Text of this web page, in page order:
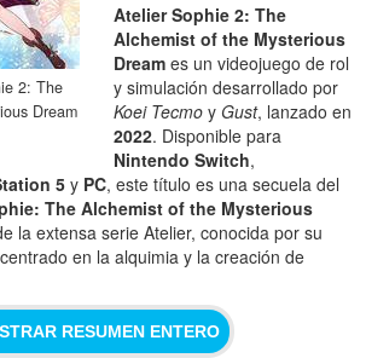
2: The
Dream
Atelier Sophie 2: The
Alchemist of the Mysterious
Dream es un videojuego de rol
y simulación desarrollado por
Koei Tecmo yGust, lanzado en
2022. Disponible para
Nintendo Switch,
5y PC, este título es una secuela del
The Alchemist of the Mysterious
la extensa serie Atelier, conocida por su
en la alquimia y la creación de
RESUMEN ENTERO